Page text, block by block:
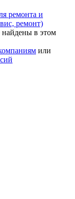
ремонта и
ремонт)
в этом
или